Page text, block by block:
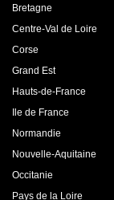
Bretagne
Centre-Val de Loire
Corse
Grand Est
Hauts-de-France
Ile de France
Normandie
Nouvelle-Aquitaine
Occitanie
Pays de la Loire